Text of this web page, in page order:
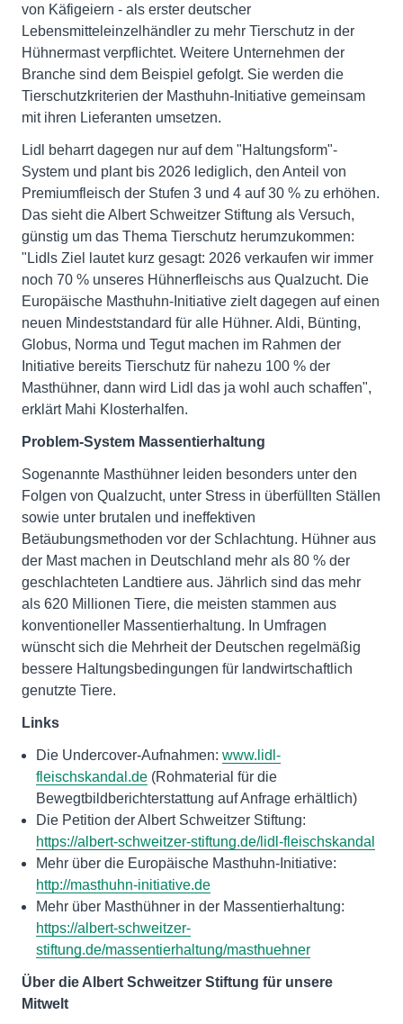
von Käfigeiern - als erster deutscher
Lebensmitteleinzelhändler zu mehr Tierschutz in der
Hühnermast verpflichtet. Weitere Unternehmen der
Branche sind dem Beispiel gefolgt. Sie werden die
Tierschutzkriterien der Masthuhn-Initiative gemeinsam
mit ihren Lieferanten umsetzen.
Lidl beharrt dagegen nur auf dem "Haltungsform"-
System und plant bis 2026 lediglich, den Anteil von
Premiumfleisch der Stufen 3 und 4 auf 30 % zu erhöhen.
Das sieht die Albert Schweitzer Stiftung als Versuch,
günstig um das Thema Tierschutz herumzukommen:
"Lidls Ziel lautet kurz gesagt: 2026 verkaufen wir immer
noch 70 % unseres Hühnerfleischs aus Qualzucht. Die
Europäische Masthuhn-Initiative zielt dagegen auf einen
neuen Mindeststandard für alle Hühner. Aldi, Bünting,
Globus, Norma und Tegut machen im Rahmen der
Initiative bereits Tierschutz für nahezu 100 % der
Masthühner, dann wird Lidl das ja wohl auch schaffen",
erklärt Mahi Klosterhalfen.
Problem-System Massentierhaltung
Sogenannte Masthühner leiden besonders unter den
Folgen von Qualzucht, unter Stress in überfüllten Ställen
sowie unter brutalen und ineffektiven
Betäubungsmethoden vor der Schlachtung. Hühner aus
der Mast machen in Deutschland mehr als 80 % der
geschlachteten Landtiere aus. Jährlich sind das mehr
als 620 Millionen Tiere, die meisten stammen aus
konventioneller Massentierhaltung. In Umfragen
wünscht sich die Mehrheit der Deutschen regelmäßig
bessere Haltungsbedingungen für landwirtschaftlich
genutzte Tiere.
Links
Die Undercover-Aufnahmen: www.lidl-
fleischskandal.de (Rohmaterial für die
Bewegtbildberichterstattung auf Anfrage erhältlich)
Die Petition der Albert Schweitzer Stiftung:
https://albert-schweitzer-stiftung.de/lidl-fleischskandal
Mehr über die Europäische Masthuhn-Initiative:
http://masthuhn-initiative.de
Mehr über Masthühner in der Massentierhaltung:
https://albert-schweitzer-
stiftung.de/massentierhaltung/masthuehner
Über die Albert Schweitzer Stiftung für unsere
Mitwelt